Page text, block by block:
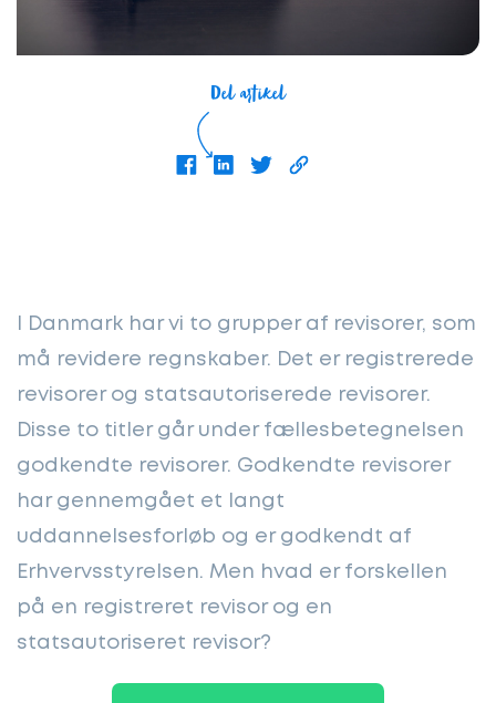
Del artikel
I Danmark har vi to grupper af revisorer, som
må revidere regnskaber. Det er registrerede
revisorer og statsautoriserede revisorer.
Disse to titler går under fællesbetegnelsen
godkendte revisorer. Godkendte revisorer
har gennemgået et langt
uddannelsesforløb og er godkendt af
Erhvervsstyrelsen. Men hvad er forskellen
på en registreret revisor og en
statsautoriseret revisor?